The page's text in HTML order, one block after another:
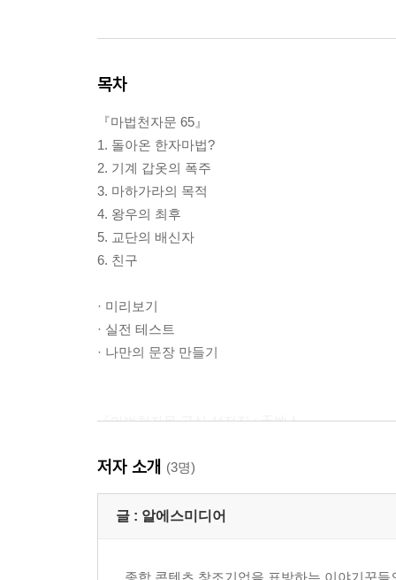
목차
『마법천자문 65』
1. 돌아온 한자마법?
2. 기계 갑옷의 폭주
3. 마하가라의 목적
4. 왕우의 최후
5. 교단의 배신자
6. 친구
· 미리보기
· 실전 테스트
· 나만의 문장 만들기
『마법천자문 공식 설정집 : 天地人』
제1장 마천 세계관 12
-마법천자문 타임 라인
저자 소개 (3명)
글 : 알에스미디어